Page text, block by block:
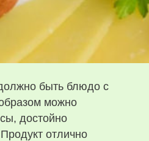
быть блюдо с
можно
достойно
отлично